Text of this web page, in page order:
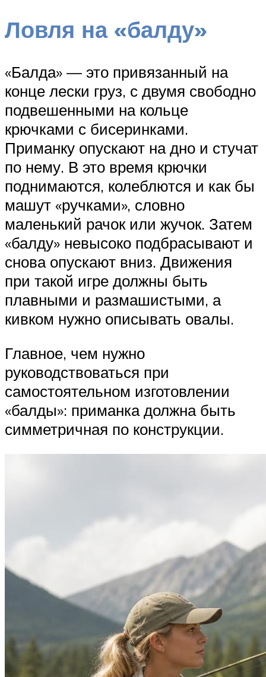
Ловля на «балду»
«Балда» — это привязанный на
конце лески груз, с двумя свободно
подвешенными на кольце
крючками с бисеринками.
Приманку опускают на дно и стучат
по нему. В это время крючки
поднимаются, колеблются и как бы
машут «ручками», словно
маленький рачок или жучок. Затем
«балду» невысоко подбрасывают и
снова опускают вниз. Движения
при такой игре должны быть
плавными и размашистыми, а
кивком нужно описывать овалы.
Главное, чем нужно
руководствоваться при
самостоятельном изготовлении
«балды»: приманка должна быть
симметричная по конструкции.